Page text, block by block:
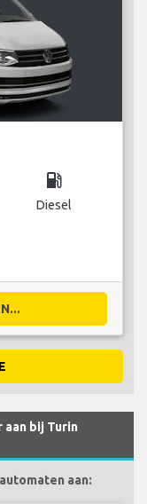
local_gas_station
Diesel
bij Turin
aan: